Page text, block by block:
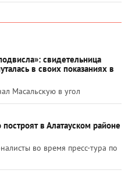
свидетельница
в своих показаниях в
Масальскую в угол
в Алатауском районе
во время пресс-тура по